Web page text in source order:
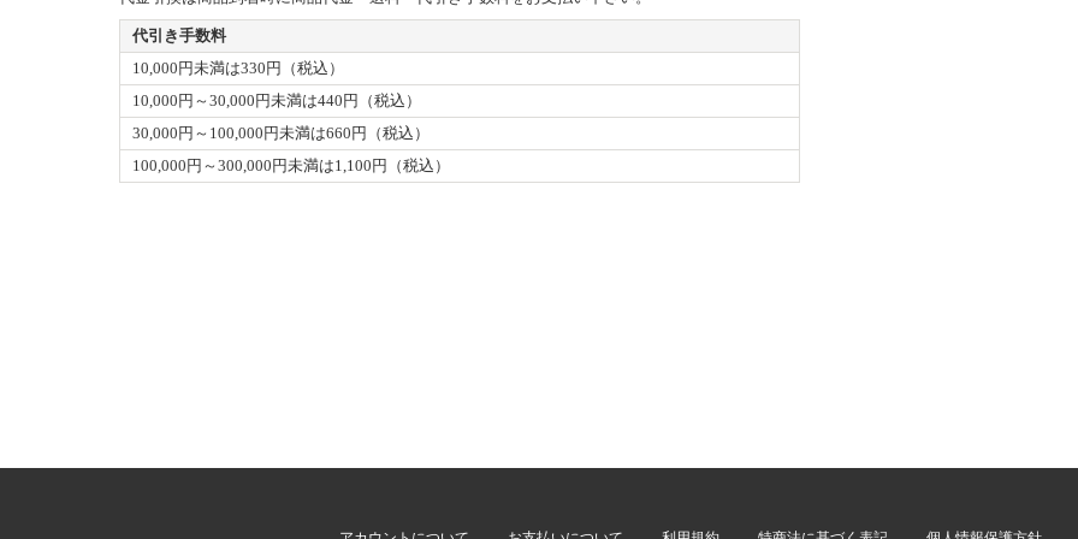
代引き手数料
10,000円未満は330円（税込）
10,000円～30,000円未満は440円（税込）
30,000円～100,000円未満は660円（税込）
100,000円～300,000円未満は1,100円（税込）